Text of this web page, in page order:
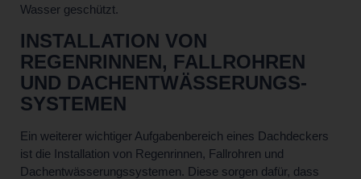
Wasser geschützt.
INSTALLATION VON
REGENRINNEN, FALLROHREN
UND DACHENTWÄSSERUNGS­
SYSTEMEN
Ein weiterer wichtiger Aufgabenbereich eines Dachdeckers
ist die Installation von Regenrinnen, Fallrohren und
Dachentwässerungssystemen. Diese sorgen dafür, dass